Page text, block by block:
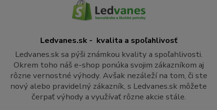
Ledvanes.sk - kvalita a spoľahlivosť
Ledvanes.sk sa pýši známkou kvality a spoľahlivosti.
Okrem toho náš e-shop ponúka svojim zákazníkom aj
rôzne vernostné výhody. Avšak nezáleží na tom, či ste
nový alebo pravidelný zákazník, s Ledvanes.sk môžete
čerpať výhody a využívať rôzne akcie stále.